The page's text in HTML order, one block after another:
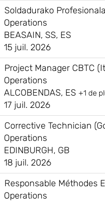
Soldadurako
Operations
BEASAIN, SS, ES
15 juil. 2026
Project Manager CBTC
Operations
ALCOBENDAS, ES +1 de
17 juil. 2026
Corrective Technician
Operations
EDINBURGH, GB
18 juil. 2026
Responsable Méthodes
Operations